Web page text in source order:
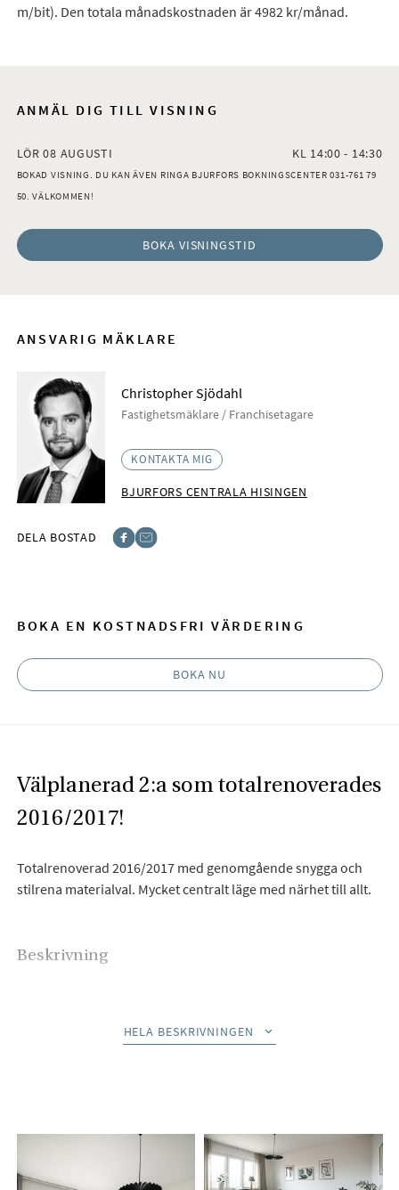
m/bit). Den totala månadskostnaden är 4982 kr/månad.
ANMÄL DIG TILL VISNING
LÖR 08 AUGUSTI KL 14:00 - 14:30
BOKAD VISNING. DU KAN ÄVEN RINGA BJURFORS BOKNINGSCENTER 031-761 79
50. VÄLKOMMEN!
BOKA VISNINGSTID
ANSVARIG MÄKLARE
Christopher Sjödahl
Fastighetsmäklare / Franchisetagare
KONTAKTA MIG
BJURFORS CENTRALA HISINGEN
DELA BOSTAD
BOKA EN KOSTNADSFRI VÄRDERING
BOKA NU
Välplanerad 2:a som totalrenoverades
2016/2017!
Totalrenoverad 2016/2017 med genomgående snygga och
stilrena materialval. Mycket centralt läge med närhet till allt.
Beskrivning
Hisingen. Genomgående målade vita väggar och vacker
HELA BESKRIVNINGEN